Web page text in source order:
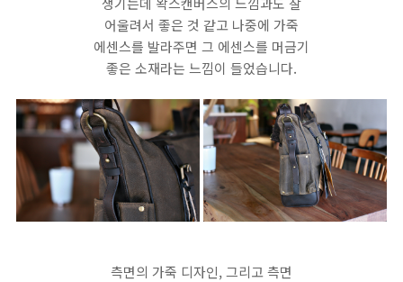
어울려서 좋은 것 같고 나중에 가죽
에센스를 발라주면 그 에센스를 머금기
좋은 소재라는 느낌이 들었습니다.
측면의 가죽 디자인, 그리고 측면